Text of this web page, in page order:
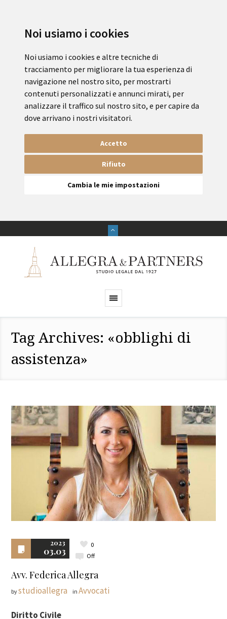
Noi usiamo i cookies
Noi usiamo i cookies e altre tecniche di
tracciamento per migliorare la tua esperienza di
navigazione nel nostro sito, per mostrarti
contenuti personalizzati e annunci mirati, per
analizzare il traffico sul nostro sito, e per capire da
dove arrivano i nostri visitatori.
Accetto
Rifiuto
Cambia le mie impostazioni
Tag Archives: «obblighi di
assistenza»
2023
03.03 Off
0
Avv. Federica Allegra
bystudioallegra inAvvocati
Diritto Civile